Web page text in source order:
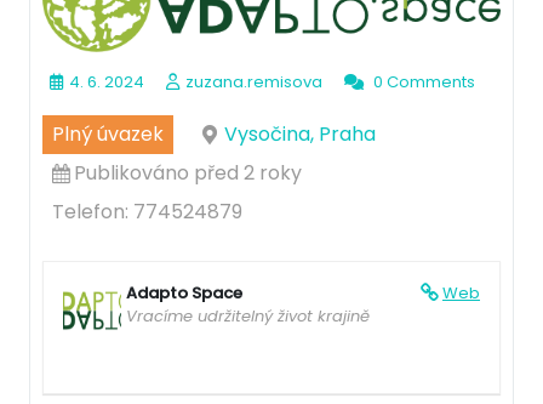
4. 6. 2024 zuzana.remisova 0 Comments
Plný úvazek
Vysočina, Praha
Publikováno před 2 roky
Telefon: 774524879
Web
Adapto Space
Vracíme udržitelný život krajině